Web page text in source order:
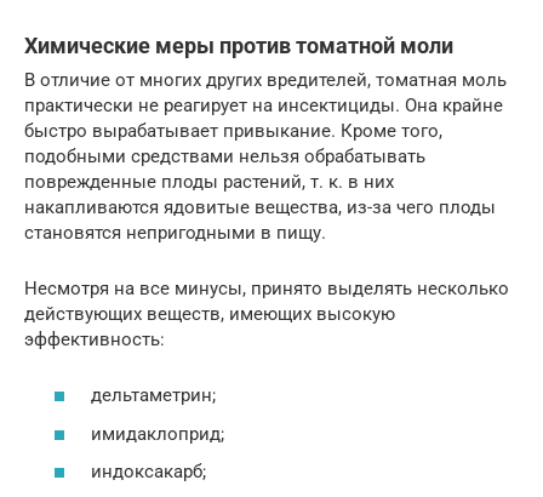
Химические меры против томатной моли
В отличие от многих других вредителей, томатная моль
практически не реагирует на инсектициды. Она крайне
быстро вырабатывает привыкание. Кроме того,
подобными средствами нельзя обрабатывать
поврежденные плоды растений, т. к. в них
накапливаются ядовитые вещества, из-за чего плоды
становятся непригодными в пищу.
Несмотря на все минусы, принято выделять несколько
действующих веществ, имеющих высокую
эффективность:
дельтаметрин;
имидаклоприд;
индоксакарб;